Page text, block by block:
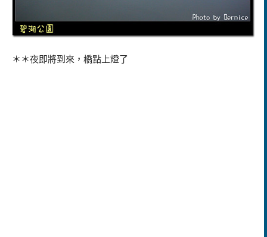
＊＊夜即將到來，橋點上燈了